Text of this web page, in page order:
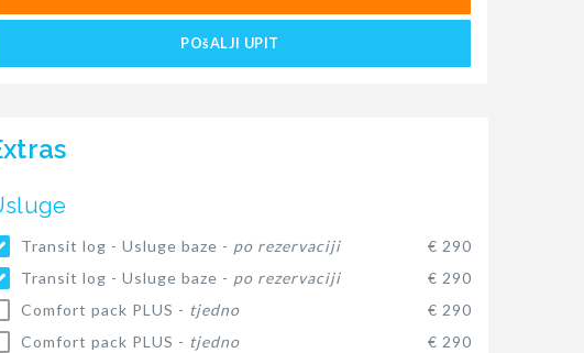
POšALJI UPIT
Transit log - Usluge baze - po rezervaciji
€ 290
Transit log - Usluge baze - po rezervaciji
€ 290
Comfort pack PLUS - tjedno
€ 290
Comfort pack PLUS - tjedno
€ 290